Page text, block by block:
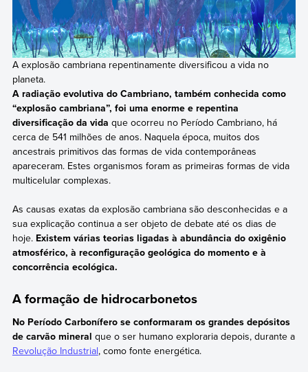
A explosão cambriana repentinamente diversificou a vida no
planeta.
A radiação evolutiva do Cambriano, também conhecida como
“explosão cambriana”, foi uma enorme e repentina
diversificação da vida que ocorreu no Período Cambriano, há
cerca de 541 milhões de anos. Naquela época, muitos dos
ancestrais primitivos das formas de vida contemporâneas
apareceram. Estes organismos foram as primeiras formas de vida
multicelular complexas.
As causas exatas da explosão cambriana são desconhecidas e a
sua explicação continua a ser objeto de debate até os dias de
hoje. Existem várias teorias ligadas à abundância do oxigênio
atmosférico, à reconfiguração geológica do momento e à
concorrência ecológica.
A formação de hidrocarbonetos
No Período Carbonífero se conformaram os grandes depósitos
de carvão mineral que o ser humano exploraria depois, durante a
Revolução Industrial, como fonte energética.